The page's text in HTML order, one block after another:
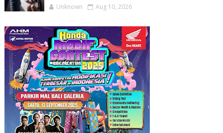
Unknown Aug 10, 2026